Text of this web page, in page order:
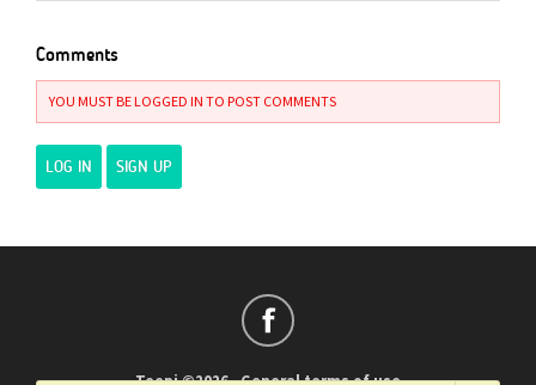
Comments
YOU MUST BE LOGGED IN TO POST COMMENTS
LOG IN SIGN UP